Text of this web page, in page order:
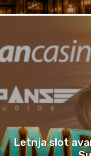
Letnja slot